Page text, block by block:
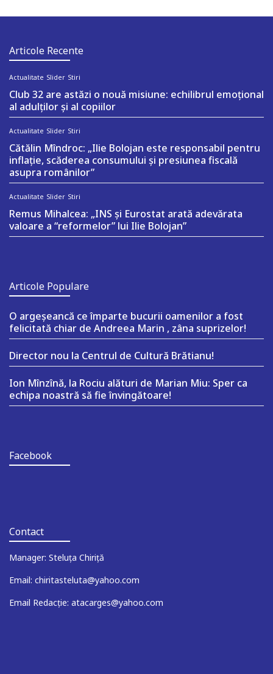
Articole Recente
Actualitate Slider Stiri
Club 32 are astăzi o nouă misiune: echilibrul emoțional
al adulților și al copiilor
Actualitate Slider Stiri
Cătălin Mîndroc: „Ilie Bolojan este responsabil pentru
inflație, scăderea consumului și presiunea fiscală
asupra românilor”
Actualitate Slider Stiri
Remus Mihalcea: „INS și Eurostat arată adevărata
valoare a “reformelor” lui Ilie Bolojan”
Articole Populare
O argeşeancă ce împarte bucurii oamenilor a fost
felicitată chiar de Andreea Marin , zâna suprizelor!
Director nou la Centrul de Cultură Brătianu!
Ion Mînzînă, la Rociu alături de Marian Miu: Sper ca
echipa noastră să fie învingătoare!
Facebook
Contact
Manager: Steluța Chiriță
Email: chiritasteluta@yahoo.com
Email Redacție: atacarges@yahoo.com